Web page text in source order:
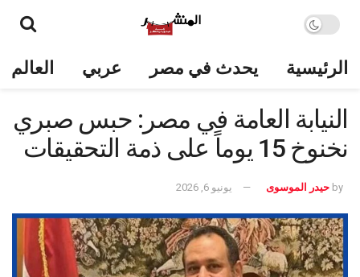
الرئيسية يحدث في مصر عربي العالم
النيابة العامة في مصر: حبس صبري
نخنوخ 15 يوماً على ذمة التحقيقات
by حيدر الموسوى يونيو 6, 2026